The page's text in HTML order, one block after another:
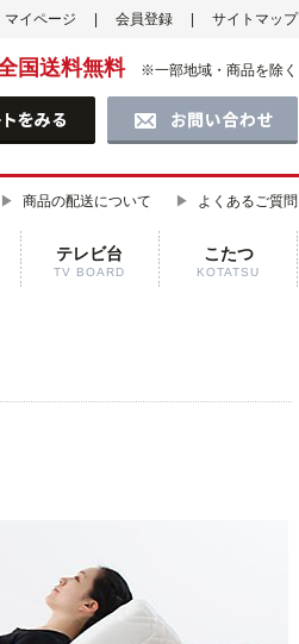
マイページ 会員登録 サイトマップ
国送料無料 ※一部地域・商品を除く
商品の配送について よくあるご質問
テレビ台
TV BOARD
こたつ
KOTATSU